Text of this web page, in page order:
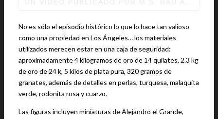
No es sólo el episodio histórico lo que lo hace tan valioso
como una propiedad en Los Ángeles… los materiales
utilizados merecen estar en una caja de seguridad:
aproximadamente 4 kilogramos de oro de 14 quilates, 2.3 kg
de oro de 24 k, 5 kilos de plata pura, 320 gramos de
granates, además de detalles en perlas, turquesa, malaquita
verde, rodonita rosa y cuarzo.
Las figuras incluyen miniaturas de Alejandro el Grande,